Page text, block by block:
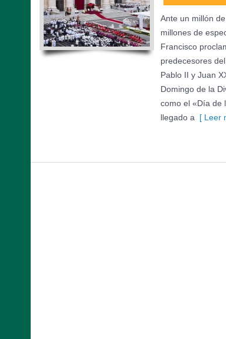
Ante un millón
millones de
Francisco
predecesores
Pablo II y Juan
Domingo de la
como el «Día de
llegado a [ Leer